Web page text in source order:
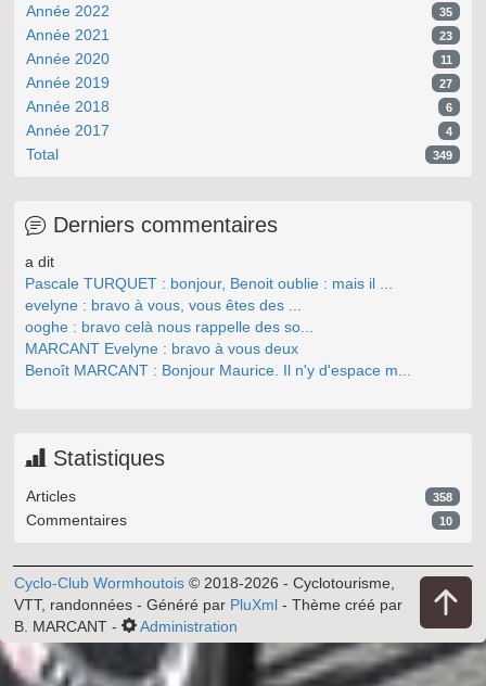
Année 2022 35
Année 2021 23
Année 2020 11
Année 2019 27
Année 2018 6
Année 2017 4
Total 349
Derniers commentaires
a dit
Pascale TURQUET : bonjour, Benoit oublie : mais il ...
evelyne : bravo à vous, vous êtes des ...
ooghe : bravo celà nous rappelle des so...
MARCANT Evelyne : bravo à vous deux
Benoît MARCANT : Bonjour Maurice. Il n'y d'espace m...
Statistiques
Articles 358
Commentaires 10
Cyclo-Club Wormhoutois © 2018-2026 - Cyclotourisme,
VTT, randonnées - Généré par PluXml - Thème créé par
B. MARCANT -
Administration